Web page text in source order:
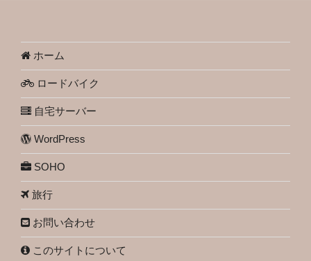
ホーム
ロードバイク
自宅サーバー
WordPress
SOHO
旅行
お問い合わせ
このサイトについて